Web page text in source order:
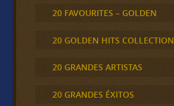
20 FAVOURITES – GOLDEN
20 GOLDEN HITS COLLECTION
20 GRANDES ARTISTAS
20 GRANDES ÉXITOS